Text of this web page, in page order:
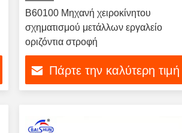
Β60100 Μηχανή χειροκίνητου
σχηματισμού μετάλλων εργαλείο
οριζόντια στροφή
Πάρτε την καλύτερη τιμή